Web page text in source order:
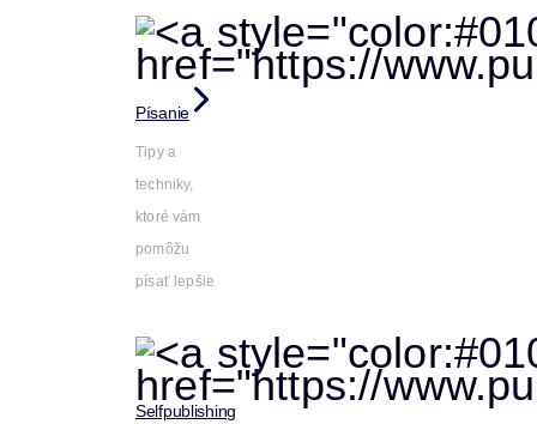
Písanie
Tipy a
techniky,
ktoré vám
pomôžu
písať lepšie
Selfpublishing